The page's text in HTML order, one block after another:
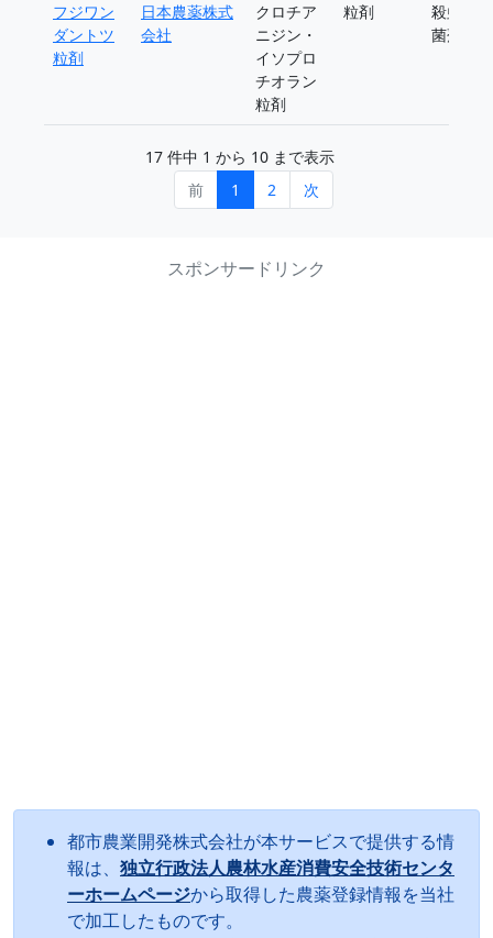
フジワン
ダントツ
粒剤
日本農薬株式
会社
クロチア
ニジン・
イソプロ
チオラン
粒剤
粒剤
殺虫殺
菌剤
17 件中 1 から 10 まで表示
前
1 2 次
スポンサードリンク
都市農業開発株式会社が本サービスで提供する情
報は、 独立行政法人農林水産消費安全技術センタ
ーホームページから取得した農薬登録情報を当社
で加工したものです。